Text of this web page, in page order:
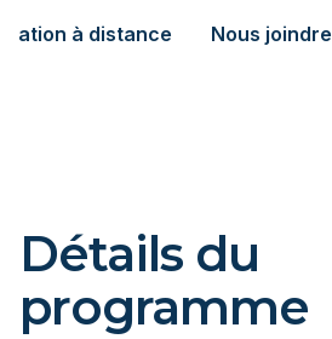
à distance Nous joindre
Détails du
programme